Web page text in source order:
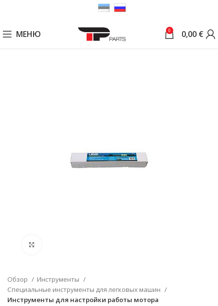
МЕНЮ 0 0,00 €
Обзор
Инструменты
Специальные инструменты для легковых машин
Инструменты для настройки работы мотора